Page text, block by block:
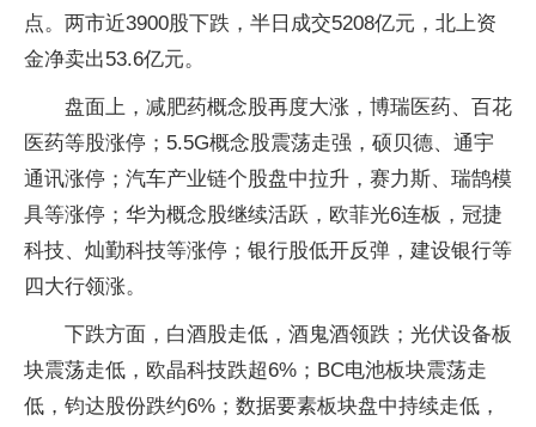
点。两市近3900股下跌，半日成交5208亿元，北上资
金净卖出53.6亿元。
盘面上，减肥药概念股再度大涨，博瑞医药、百花
医药等股涨停；5.5G概念股震荡走强，硕贝德、通宇
通讯涨停；汽车产业链个股盘中拉升，赛力斯、瑞鹄模
具等涨停；华为概念股继续活跃，欧菲光6连板，冠捷
科技、灿勤科技等涨停；银行股低开反弹，建设银行等
四大行领涨。
下跌方面，白酒股走低，酒鬼酒领跌；光伏设备板
块震荡走低，欧晶科技跌超6%；BC电池板块震荡走
低，钧达股份跌约6%；数据要素板块盘中持续走低，